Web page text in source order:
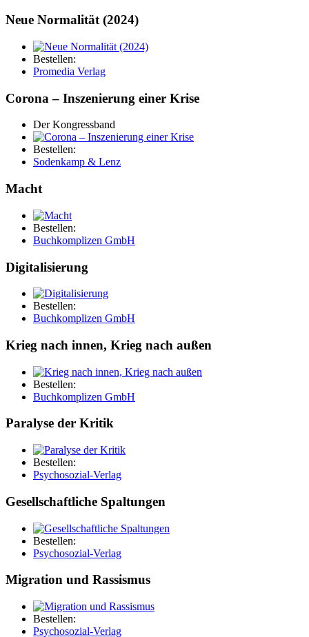
Neue Normalität (2024)
Bestellen:
Promedia Verlag
Corona – Inszenierung einer Krise
Der Kongressband
Bestellen:
Sodenkamp & Lenz
Macht
Bestellen:
Buchkomplizen GmbH
Digitalisierung
Bestellen:
Buchkomplizen GmbH
Krieg nach innen, Krieg nach außen
Bestellen:
Buchkomplizen GmbH
Paralyse der Kritik
Bestellen:
Psychosozial-Verlag
Gesellschaftliche Spaltungen
Bestellen:
Psychosozial-Verlag
Migration und Rassismus
Bestellen:
Psychosozial-Verlag